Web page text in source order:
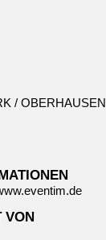
/ OBERHAUSEN
e
VON